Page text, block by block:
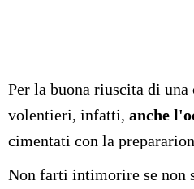
Per la buona riuscita di
volentieri, infatti, anche
cimentati con la
Non farti intimorire se non